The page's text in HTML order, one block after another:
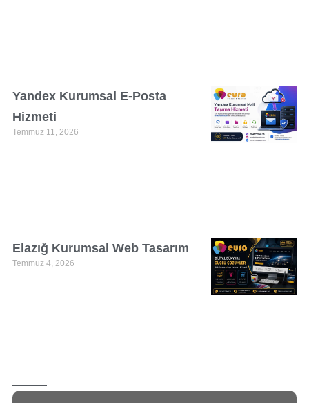
Yandex Kurumsal E-Posta
Hizmeti
Temmuz 11, 2026
Elazığ Kurumsal Web Tasarım
Temmuz 4, 2026